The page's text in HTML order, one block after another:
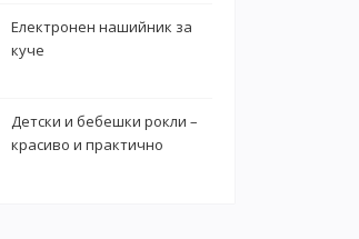
Електронен нашийник за
куче
Детски и бебешки рокли –
красиво и практично